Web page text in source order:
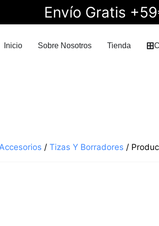
Envío Gratis
Inicio Sobre Nosotros Tienda
/ Tizas Y Borradores /